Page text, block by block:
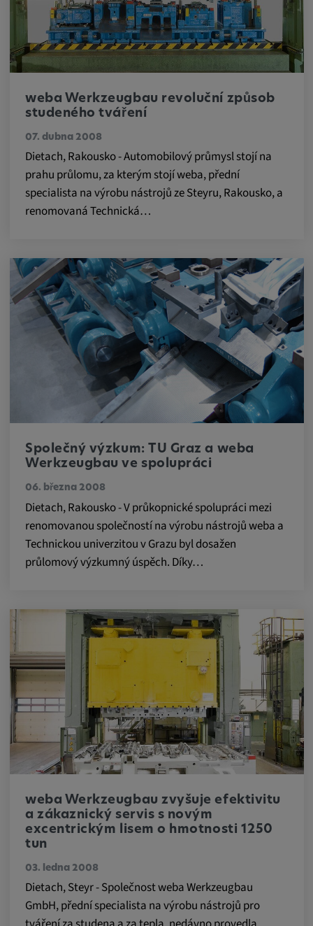
weba Werkzeugbau revoluční způsob
studeného tváření
07. dubna 2008
Dietach, Rakousko - Automobilový průmysl stojí na
prahu průlomu, za kterým stojí weba, přední
specialista na výrobu nástrojů ze Steyru, Rakousko, a
renomovaná Technická…
Společný výzkum: TU Graz a weba
Werkzeugbau ve spolupráci
06. března 2008
Dietach, Rakousko - V průkopnické spolupráci mezi
renomovanou společností na výrobu nástrojů weba a
Technickou univerzitou v Grazu byl dosažen
průlomový výzkumný úspěch. Díky…
weba Werkzeugbau zvyšuje efektivitu
a zákaznický servis s novým
excentrickým lisem o hmotnosti 1250
tun
03. ledna 2008
Dietach, Steyr - Společnost weba Werkzeugbau
GmbH, přední specialista na výrobu nástrojů pro
ytidb::LAST_RESULT_ENTRY_KEY, yt-
player-lv, yt-player-bandaid-host, yt-player-
bandwidth
Poskytovatel:
Účel:
VISITOR_INFO1_LIVE slouží k rozpoznání
služba YouTube k ukládání uživatelských
vstupů a jejich přiřazování k akcím uživatele.
Trvání cookies:
Vimeo
Statistiky
Statistiky Soubory cookie shromažďují
anonymní informace o chování uživatelů.
Tyto informace nám pomáhají lépe
porozumět chování uživatelů na našich
webových stránkách.
Název:
_pk_id.*, _pk_ses.*
Poskytovatel:
Google LLC
Tyto soubory cookie se používají k
zaznamenávání chování návštěvníků
webových stránek.
Trvání cookies:
13 měsíců